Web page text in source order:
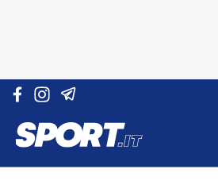
Vai al contenuto